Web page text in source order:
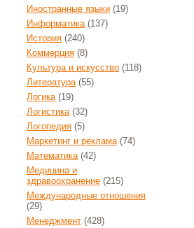
Иностранные языки (19)
Информатика(137)
История (240)
Коммерция (8)
Культура и искусство (118)
Литература(55)
Логика(19)
Логистика(32)
Логопедия (5)
Маркетинг и реклама(74)
Математика(42)
Медицина и
здравоохранение (215)
Международные отношения
(29)
Менеджмент (428)